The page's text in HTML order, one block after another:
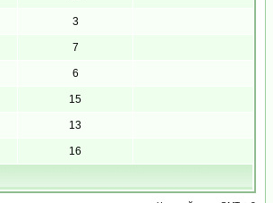
3
7
6
15
13
16